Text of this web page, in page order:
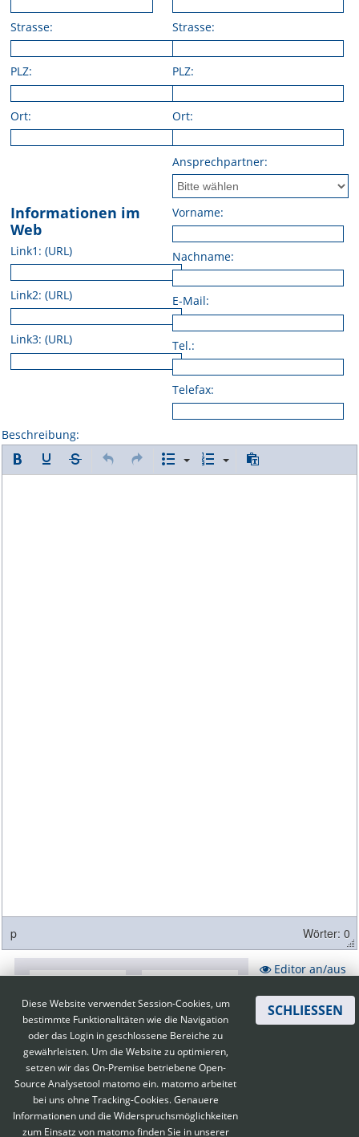
Strasse:
PLZ:
Ort:
Strasse:
PLZ:
Ort:
Informationen im
Web
Link1: (URL)
Link2: (URL)
Link3: (URL)
Ansprechpartner:
Vorname:
Nachname:
E-Mail:
Tel.:
Telefax:
Beschreibung:
p Wörter: 0
Editor an/aus
Diese Website verwendet Session-Cookies, um
bestimmte Funktionalitäten wie die Navigation
oder das Login in geschlossene Bereiche zu
gewährleisten. Um die Website zu optimieren,
setzen wir das On-Premise betriebene Open-
Source Analysetool matomo ein. matomo arbeitet
bei uns ohne Tracking-Cookies. Genauere
Informationen und die Widerspruchsmöglichkeiten
zum Einsatz von matomo finden Sie in unserer
SCHLIESSEN